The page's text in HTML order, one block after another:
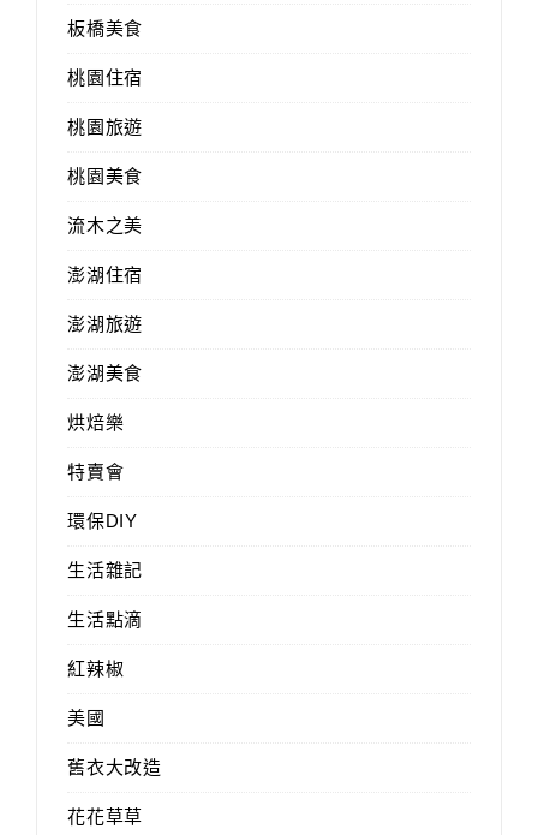
板橋美食
桃園住宿
桃園旅遊
桃園美食
流木之美
澎湖住宿
澎湖旅遊
澎湖美食
烘焙樂
特賣會
環保DIY
生活雜記
生活點滴
紅辣椒
美國
舊衣大改造
花花草草